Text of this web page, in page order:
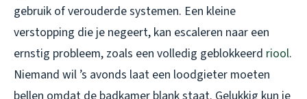
gebruik of verouderde systemen. Een kleine
verstopping die je negeert, kan escaleren naar een
ernstig probleem, zoals een volledig geblokkeerd riool.
Niemand wil ’s avonds laat een loodgieter moeten